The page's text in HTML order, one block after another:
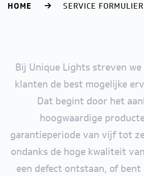
HOME SERVICE FORMULIER
Bij Unique Lights streven
klanten de best mogelijke
Dat begint door het
hoogwaardige
garantieperiode van vijf tot
ondanks de hoge kwaliteit
een defect ontstaan, of